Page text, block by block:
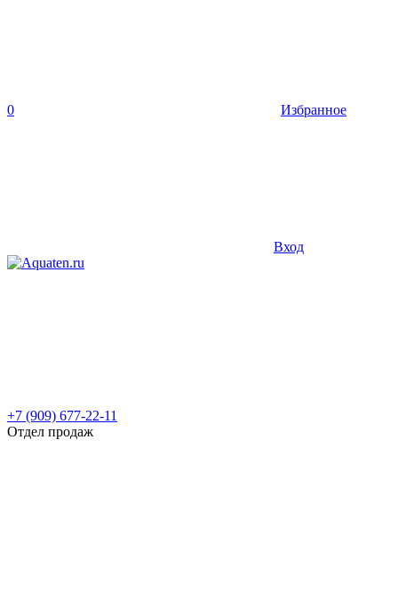
0 Избранное
Вход
+7 (909) 677-22-11
Отдел продаж